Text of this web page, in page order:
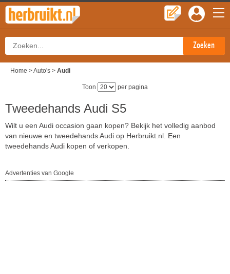
Home >Auto's > Audi
Toon per pagina
Tweedehands Audi S5
Wilt u een Audi occasion gaan kopen? Bekijk het volledig aanbod
van nieuwe en tweedehands Audi op Herbruikt.nl. Een
tweedehands Audi kopen of verkopen.
Advertenties van Google